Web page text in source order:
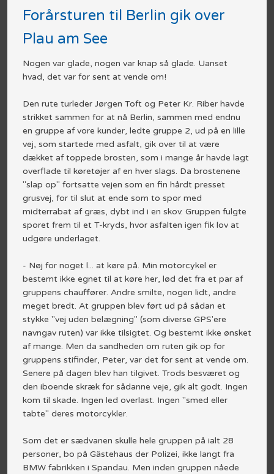
​Forårsturen til Berlin gik over
Plau am See
​Nogen var glade, nogen var knap så glade. Uanset
hvad, det var for sent at vende om!
Den rute turleder Jørgen Toft og Peter Kr. Riber havde
strikket sammen for at nå Berlin, sammen med endnu
en gruppe af vore kunder, ledte gruppe 2, ud på en lille
vej, som startede med asfalt, gik over til at være
dækket af toppede brosten, som i mange år havde lagt
overflade til køretøjer af en hver slags. Da brostenene
"slap op" fortsatte vejen som en fin hårdt presset
grusvej, for til slut at ende som to spor med
midterrabat af græs, dybt ind i en skov. Gruppen fulgte
sporet frem til et T-kryds, hvor asfalten igen fik lov at
udgøre underlaget.
- Nøj for noget l... at køre på. Min motorcykel er
bestemt ikke egnet til at køre her, lød det fra et par af
gruppens chauffører. Andre smilte, nogen lidt, andre
meget bredt. At gruppen blev ført ud på sådan et
stykke "vej uden belægning" (som diverse GPS'ere
navngav ruten) var ikke tilsigtet. Og bestemt ikke ønsket
af mange. Men da sandheden om ruten gik op for
gruppens stifinder, Peter, var det for sent at vende om.
Senere på dagen blev han tilgivet. Trods besværet og
den iboende skræk for sådanne veje, gik alt godt. Ingen
kom til skade. Ingen led overlast. Ingen "smed eller
tabte" deres motorcykler.
Som det er sædvanen skulle hele gruppen på ialt 28
personer, bo på Gästehaus der Polizei, ikke langt fra
BMW fabrikken i Spandau. Men inden gruppen nåede